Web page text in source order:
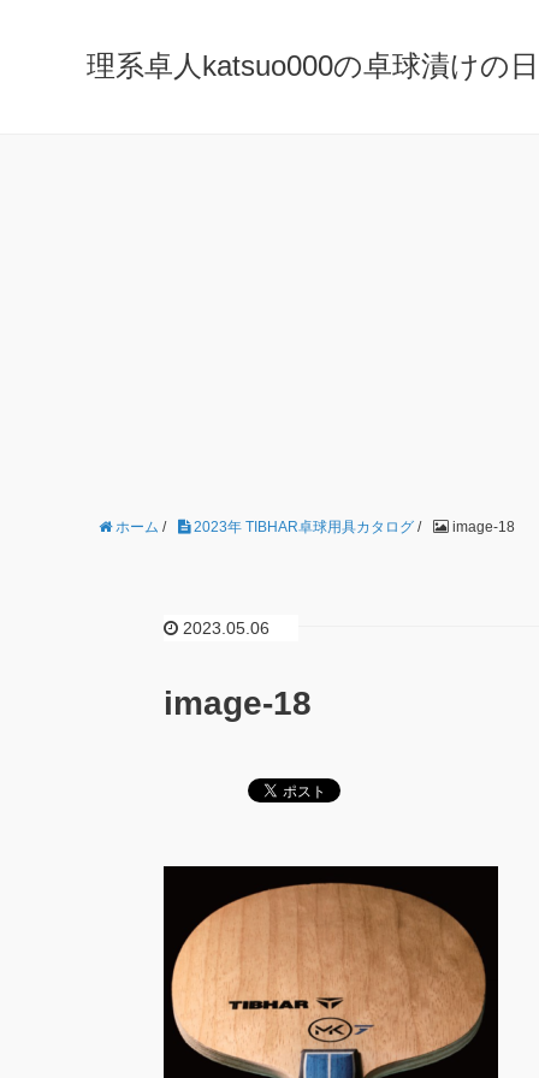
理系卓人katsuo000の卓球漬けの
ホーム / 2023年 TIBHAR卓球用具カタログ / image-18
2023.05.06
image-18